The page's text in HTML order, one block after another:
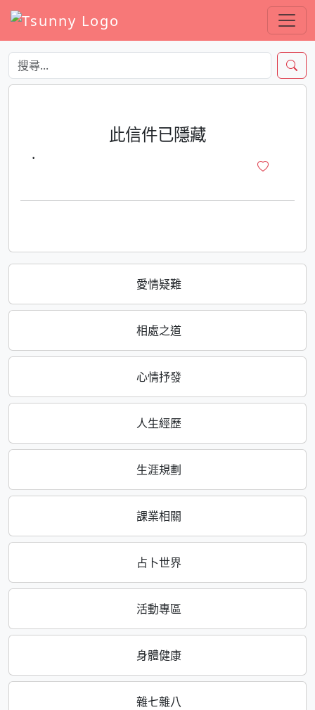
愛情疑難
相處之道
心情抒發
人生經歷
生涯規劃
課業相關
占卜世界
活動專區
身體健康
雜七雜八
此信件已隱藏
·